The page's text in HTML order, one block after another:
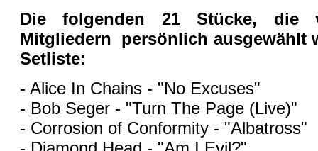
Die folgenden 21 Stücke, die
Mitgliedern persönlich ausgewählt
Setliste:
- Alice In Chains - "No Excuses"
- Bob Seger - "Turn The Page (Live)"
- Corrosion of Conformity - "Albatross"